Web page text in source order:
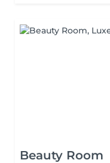
Beauty Room